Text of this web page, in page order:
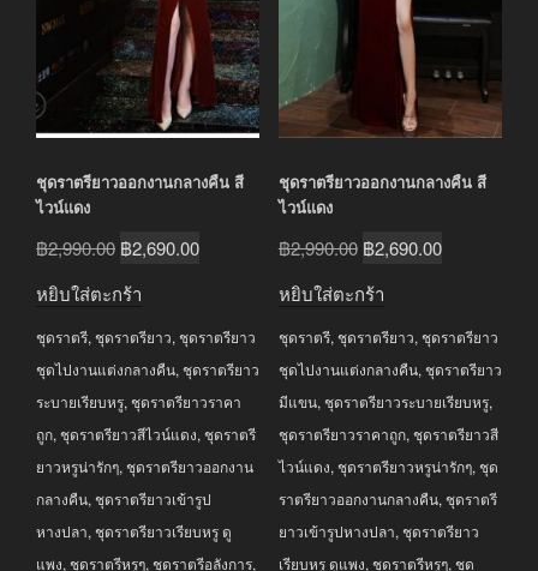
ชุดราตรียาวออกงานกลางคืน สี
ไวน์แดง
฿2,990.00 Original
฿2,990.00.
฿2,690.00Current
฿2,690.00.
หยิบใส่ตะกร้า
ชุดราตรี, ชุดราตรียาว, ชุดราตรียาว
ชุดไปงานแต่งกลางคืน, ชุดราตรียาว
ระบายเรียบหรู, ชุดราตรียาวราคา
ถูก, ชุดราตรียาวสีไวน์แดง, ชุดราตรี
ยาวหรูน่ารักๆ, ชุดราตรียาวออกงาน
กลางคืน, ชุดราตรียาวเข้ารูป
หางปลา, ชุดราตรียาวเรียบหรู ดู
แพง, ชุดราตรีหรูๆ, ชุดราตรีอลังการ,
ชุดราตรียาวออกงานกลางคืน สี
ไวน์แดง
฿2,990.00 Original
฿2,990.00.
฿2,690.00Current
฿2,690.00.
หยิบใส่ตะกร้า
ชุดราตรี, ชุดราตรียาว, ชุดราตรียาว
ชุดไปงานแต่งกลางคืน, ชุดราตรียาว
มีแขน, ชุดราตรียาวระบายเรียบหรู,
ชุดราตรียาวราคาถูก, ชุดราตรียาวสี
ไวน์แดง, ชุดราตรียาวหรูน่ารักๆ, ชุด
ราตรียาวออกงานกลางคืน, ชุดราตรี
ยาวเข้ารูปหางปลา, ชุดราตรียาว
เรียบหรู ดูแพง, ชุดราตรีหรูๆ, ชุด